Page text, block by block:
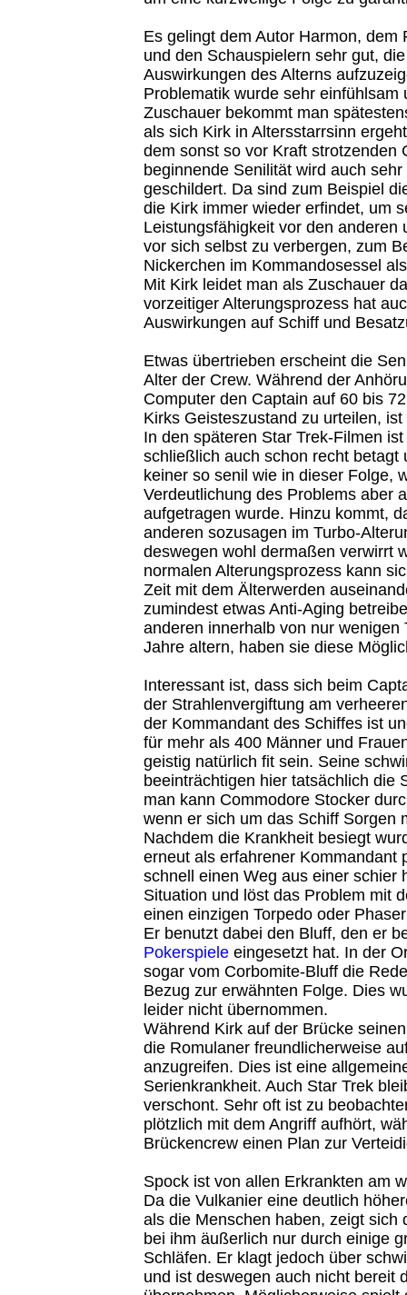
Es gelingt dem Autor Harmon, dem
und den Schauspielern sehr gut,
Auswirkungen des Alterns
Problematik wurde sehr einfühlsam
Zuschauer bekommt man
als sich Kirk in Altersstarrsinn
dem sonst so vor Kraft strotzenden
beginnende Senilität wird auch
geschildert. Da sind zum Beispiel
die Kirk immer wieder erfindet, um
Leistungsfähigkeit vor den anderen
vor sich selbst zu verbergen, zum
Nickerchen im Kommandosessel
Mit Kirk leidet man als Zuschauer
vorzeitiger Alterungsprozess hat
Auswirkungen auf Schiff und
Etwas übertrieben erscheint die
Alter der Crew. Während der
Computer den Captain auf 60 bis
Kirks Geisteszustand zu urteilen,
In den späteren Star Trek-Filmen
schließlich auch schon recht betagt
keiner so senil wie in dieser Folge,
Verdeutlichung des Problems aber
aufgetragen wurde. Hinzu kommt,
anderen sozusagen im Turbo-
deswegen wohl dermaßen verwirrt
normalen Alterungsprozess kann
Zeit mit dem Älterwerden
zumindest etwas Anti-Aging
anderen innerhalb von nur wenigen
Jahre altern, haben sie diese
Interessant ist, dass sich beim
der Strahlenvergiftung am
der Kommandant des Schiffes ist
für mehr als 400 Männer und
geistig natürlich fit sein. Seine
beeinträchtigen hier tatsächlich die
man kann Commodore Stocker
wenn er sich um das Schiff Sorgen
Nachdem die Krankheit besiegt
erneut als erfahrener Kommandant
schnell einen Weg aus einer schier
Situation und löst das Problem mit
einen einzigen Torpedo oder
Er benutzt dabei den Bluff, den er
Pokerspieleeingesetzt hat. In der
sogar vom Corbomite-Bluff die
Bezug zur erwähnten Folge. Dies
leider nicht übernommen.
Während Kirk auf der Brücke
die Romulaner freundlicherweise
anzugreifen. Dies ist eine
Serienkrankheit. Auch Star Trek
verschont. Sehr oft ist zu
plötzlich mit dem Angriff aufhört,
Brückencrew einen Plan zur
Spock ist von allen Erkrankten am
Da die Vulkanier eine deutlich
als die Menschen haben, zeigt sich
bei ihm äußerlich nur durch einige
Schläfen. Er klagt jedoch über
und ist deswegen auch nicht bereit